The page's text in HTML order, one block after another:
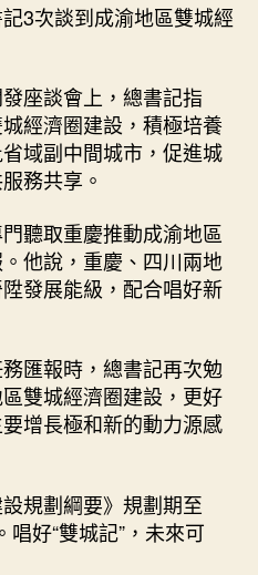
3次談到成渝地區雙城經
座談會上，總書記指
經濟圈建設，積極培養
域副中間城市，促進城
務共享。
聽取重慶推動成渝地區
他說，重慶、四川兩地
發展能級，配合唱好新
匯報時，總書記再次勉
雙城經濟圈建設，更好
增長極和新的動力源感
規劃綱要》規劃期至
好“雙城記”，未來可